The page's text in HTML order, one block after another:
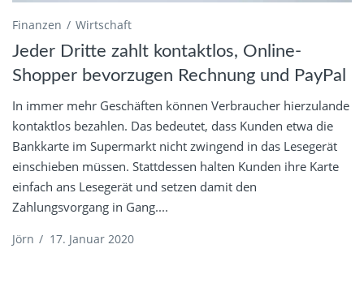
Finanzen Wirtschaft
Jeder Dritte zahlt kontaktlos, Online-
Shopper bevorzugen Rechnung und PayPal
In immer mehr Geschäften können Verbraucher hierzulande
kontaktlos bezahlen. Das bedeutet, dass Kunden etwa die
Bankkarte im Supermarkt nicht zwingend in das Lesegerät
einschieben müssen. Stattdessen halten Kunden ihre Karte
einfach ans Lesegerät und setzen damit den
Zahlungsvorgang in Gang....
Jörn / 17. Januar 2020